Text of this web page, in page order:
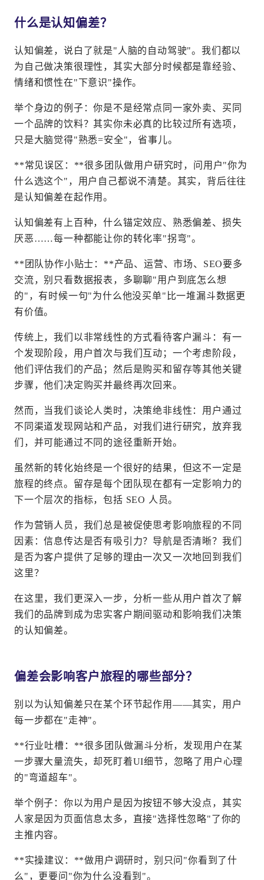
什么是认知偏差？
认知偏差，说白了就是"人脑的自动驾驶"。我们都以
为自己做决策很理性，其实大部分时候都是靠经验、
情绪和惯性在"下意识"操作。
举个身边的例子：你是不是经常点同一家外卖、买同
一个品牌的饮料？其实你未必真的比较过所有选项，
只是大脑觉得"熟悉=安全"，省事儿。
**常见误区：**很多团队做用户研究时，问用户"你为
什么选这个"，用户自己都说不清楚。其实，背后往往
是认知偏差在起作用。
认知偏差有上百种，什么锚定效应、熟悉偏差、损失
厌恶……每一种都能让你的转化率"拐弯"。
**团队协作小贴士：**产品、运营、市场、SEO要多
交流，别只看数据报表，多聊聊"用户到底怎么想
的"，有时候一句"为什么他没买单"比一堆漏斗数据更
有价值。
传统上，我们以非常线性的方式看待客户漏斗：有一
个发现阶段，用户首次与我们互动；一个考虑阶段，
他们评估我们的产品；然后是购买和留存等其他关键
步骤，他们决定购买并最终再次回来。
然而，当我们谈论人类时，决策绝非线性：用户通过
不同渠道发现网站和产品，对我们进行研究，放弃我
们，并可能通过不同的途径重新开始。
虽然新的转化始终是一个很好的结果，但这不一定是
旅程的终点。留存是每个团队现在都有一定影响力的
下一个层次的指标，包括 SEO 人员。
作为营销人员，我们总是被促使思考影响旅程的不同
因素：信息传达是否有吸引力？导航是否清晰？我们
是否为客户提供了足够的理由一次又一次地回到我们
这里？
在这里，我们更深入一步，分析一些从用户首次了解
我们的品牌到成为忠实客户期间驱动和影响我们决策
的认知偏差。
偏差会影响客户旅程的哪些部分？
别以为认知偏差只在某个环节起作用——其实，用户
每一步都在"走神"。
**行业吐槽：**很多团队做漏斗分析，发现用户在某
一步骤大量流失，却死盯着UI细节，忽略了用户心理
的"弯道超车"。
举个例子：你以为用户是因为按钮不够大没点，其实
人家是因为页面信息太多，直接"选择性忽略"了你的
主推内容。
**实操建议：**做用户调研时，别只问"你看到了什
么"，更要问"你为什么没看到"。